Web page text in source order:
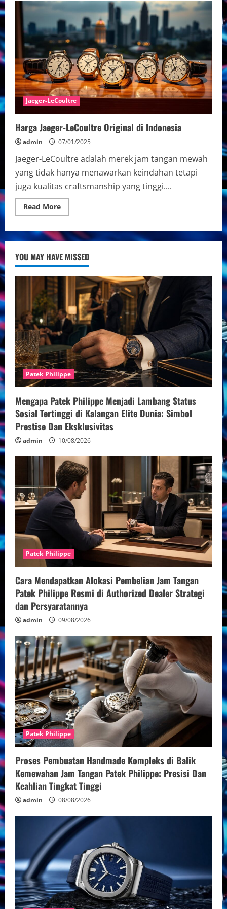
Jaeger-LeCoultre
Harga Jaeger-LeCoultre Original di Indonesia
admin 07/01/2025
Jaeger-LeCoultre adalah merek jam tangan mewah
yang tidak hanya menawarkan keindahan tetapi
juga kualitas craftsmanship yang tinggi....
Read MoreRead
more
Jaeger-
LeCoultre
di
Indonesia
YOU MAY HAVE MISSED
Patek Philippe
Mengapa Patek Philippe Menjadi Lambang Status
Sosial Tertinggi di Kalangan Elite Dunia: Simbol
Prestise Dan Eksklusivitas
admin 10/08/2026
Patek Philippe
Cara Mendapatkan Alokasi Pembelian Jam Tangan
Patek Philippe Resmi di Authorized Dealer Strategi
dan Persyaratannya
admin 09/08/2026
Patek Philippe
Proses Pembuatan Handmade Kompleks di Balik
Kemewahan Jam Tangan Patek Philippe: Presisi Dan
Keahlian Tingkat Tinggi
admin 08/08/2026